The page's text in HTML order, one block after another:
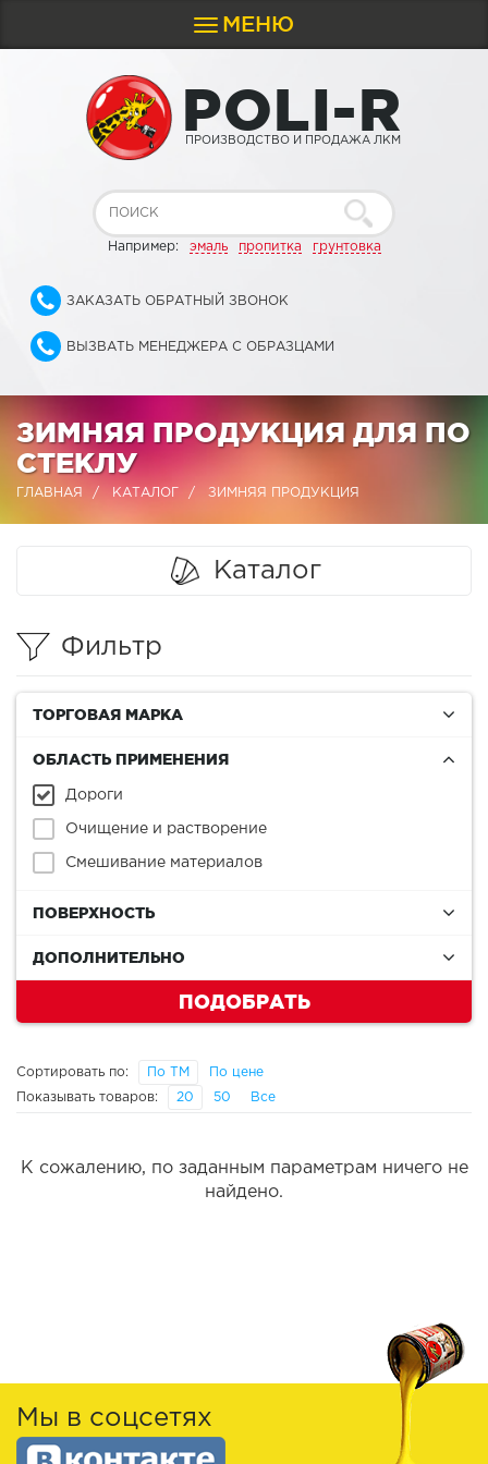
Toggle
navigation
МЕНЮ
POLI-R
ПРОИЗВОДСТВО И ПРОДАЖА ЛКМ
Например: эмаль пропитка грунтовка
ЗАКАЗАТЬ ОБРАТНЫЙ ЗВОНОК
ВЫЗВАТЬ МЕНЕДЖЕРА С ОБРАЗЦАМИ
ЗИМНЯЯ ПРОДУКЦИЯ ДЛЯ ПО
СТЕКЛУ
ГЛАВНАЯ КАТАЛОГ ЗИМНЯЯ ПРОДУКЦИЯ
Каталог
Фильтр
ТОРГОВАЯ МАРКА
ОБЛАСТЬ ПРИМЕНЕНИЯ
Дороги
Очищение и растворение
Смешивание материалов
ПОВЕРХНОСТЬ
ДОПОЛНИТЕЛЬНО
ПОДОБРАТЬ
Сортировать по: По ТМ По цене
Показывать товаров: 20 50 Все
К сожалению, по заданным параметрам ничего не
найдено.
Мы в соцсетях